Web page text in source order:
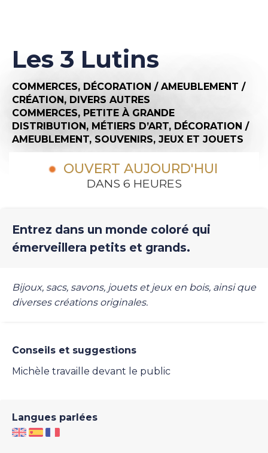
Les 3 Lutins
COMMERCES, DÉCORATION / AMEUBLEMENT /
CRÉATION, DIVERS AUTRES
COMMERCES, PETITE À GRANDE
DISTRIBUTION, MÉTIERS D’ART, DÉCORATION /
AMEUBLEMENT, SOUVENIRS, JEUX ET JOUETS
OUVERT AUJOURD'HUI
DANS 6 HEURES
Entrez dans un monde coloré qui
émerveillera petits et grands.
Bijoux, sacs, savons, jouets et jeux en bois, ainsi que
diverses créations originales.
Conseils et suggestions
Michèle travaille devant le public
Langues parlées